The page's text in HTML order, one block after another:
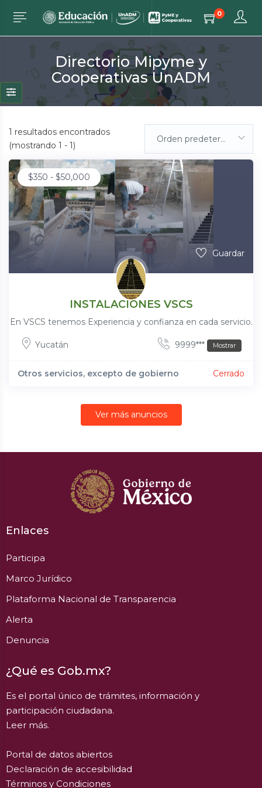
0
Directorio Mipyme y
Cooperativas UnADM
1 resultados encontrados
(mostrando 1 - 1)
Orden predeterminada
$350 - $50,000
Guardar
INSTALACIONES VSCS
En VSCS tenemos Experiencia y confianza en cada servicio.
Yucatán 9999*** Mostrar
Otros servicios, excepto de gobierno Cerrado
Ver más anuncios
Enlaces
Participa
Marco Jurídico
Plataforma Nacional de Transparencia
Alerta
Denuncia
¿Qué es Gob.mx?
Es el portal único de trámites, información y
participación ciudadana.
Leer más.
Portal de datos abiertos
Declaración de accesibilidad
Términos y Condiciones